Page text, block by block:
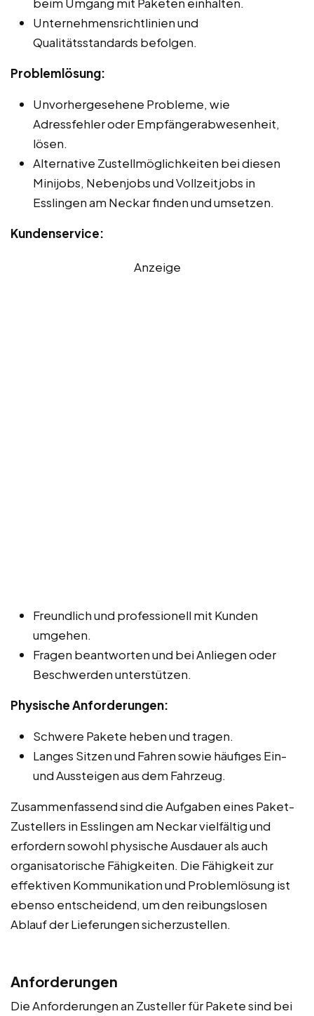
Unternehmensrichtlinien und
Qualitätsstandards befolgen.
Problemlösung:
Unvorhergesehene Probleme, wie
Adressfehler oder Empfängerabwesenheit,
lösen.
Alternative Zustellmöglichkeiten bei diesen
Minijobs, Nebenjobs und Vollzeitjobs in
Esslingen am Neckar finden und umsetzen.
Kundenservice:
Anzeige
Freundlich und professionell mit Kunden
umgehen.
Fragen beantworten und bei Anliegen oder
Beschwerden unterstützen.
Physische Anforderungen:
Schwere Pakete heben und tragen.
Langes Sitzen und Fahren sowie häufiges Ein-
und Aussteigen aus dem Fahrzeug.
Zusammenfassend sind die Aufgaben eines Paket-
Zustellers in Esslingen am Neckar vielfältig und
erfordern sowohl physische Ausdauer als auch
organisatorische Fähigkeiten. Die Fähigkeit zur
effektiven Kommunikation und Problemlösung ist
ebenso entscheidend, um den reibungslosen
Ablauf der Lieferungen sicherzustellen.
Anforderungen
Die Anforderungen an Zusteller für Pakete sind bei